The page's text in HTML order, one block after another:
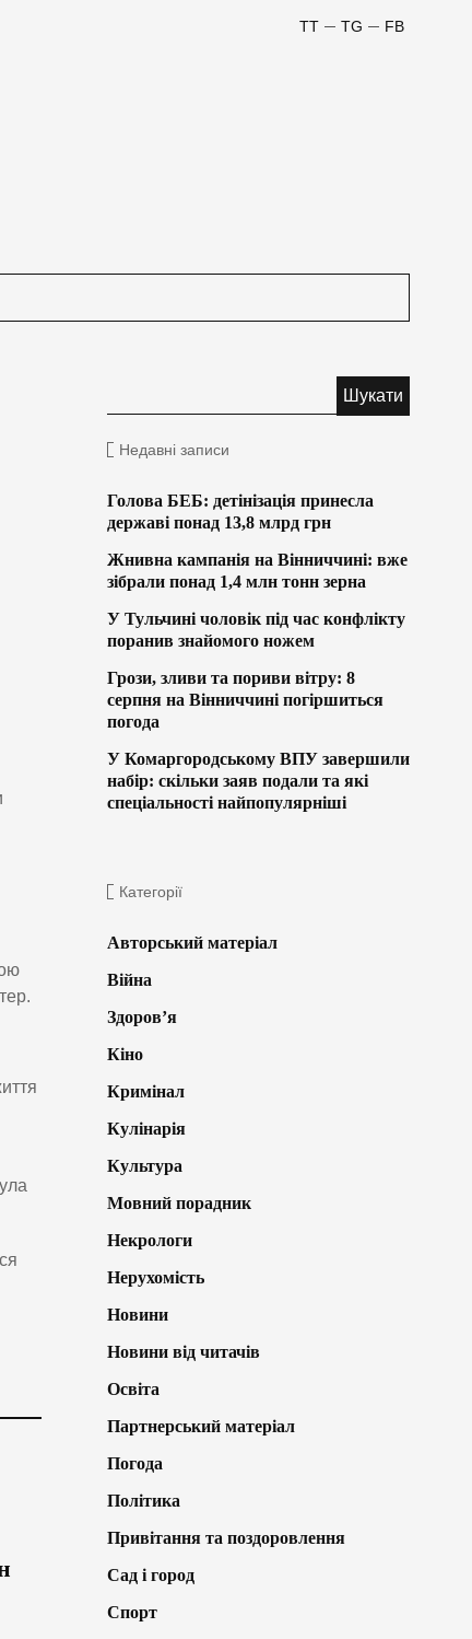
FB
TG
TT
Недавні записи
Голова БЕБ: детінізація принесла
державі понад 13,8 млрд грн
Жнивна кампанія на Вінниччині: вже
зібрали понад 1,4 млн тонн зерна
У Тульчині чоловік під час конфлікту
поранив знайомого ножем
Грози, зливи та пориви вітру: 8
серпня на Вінниччині погіршиться
погода
У Комаргородському ВПУ завершили
набір: скільки заяв подали та які
спеціальності найпопулярніші
Категорії
Авторський матеріал
Війна
Здоров’я
Кіно
Кримінал
Кулінарія
Культура
Мовний порадник
Некрологи
Нерухомість
Новини
Новини від читачів
Освіта
Партнерський матеріал
Погода
Політика
Привітання та поздоровлення
Сад і город
Спорт